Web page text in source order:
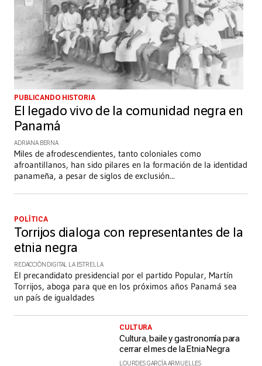
PUBLICANDO HISTORIA
El legado vivo de la comunidad negra en
Panamá
ADRIANA BERNA
Miles de afrodescendientes, tanto coloniales como
afroantillanos, han sido pilares en la formación de la identidad
panameña, a pesar de siglos de exclusión...
POLÍTICA
Torrijos dialoga con representantes de la
etnia negra
REDACCIÓN DIGITAL LA ESTRELLA
El precandidato presidencial por el partido Popular, Martín
Torrijos, aboga para que en los próximos años Panamá sea
un país de igualdades
CULTURA
Cultura, baile y gastronomía para
cerrar el mes de la Etnia Negra
LOURDES GARCÍA ARMUELLES